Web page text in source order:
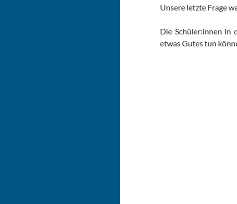
Unsere letzte Frage
Die Schüler:innen in
etwas Gutes tun